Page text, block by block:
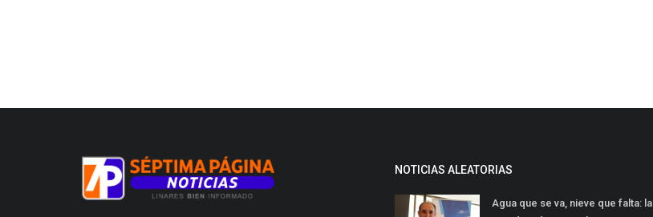
NOTICIAS ALEATORIAS
Agua que se va, nieve que falta: la